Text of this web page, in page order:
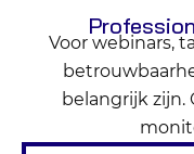
Voor webinars,
belangrijk zijn.